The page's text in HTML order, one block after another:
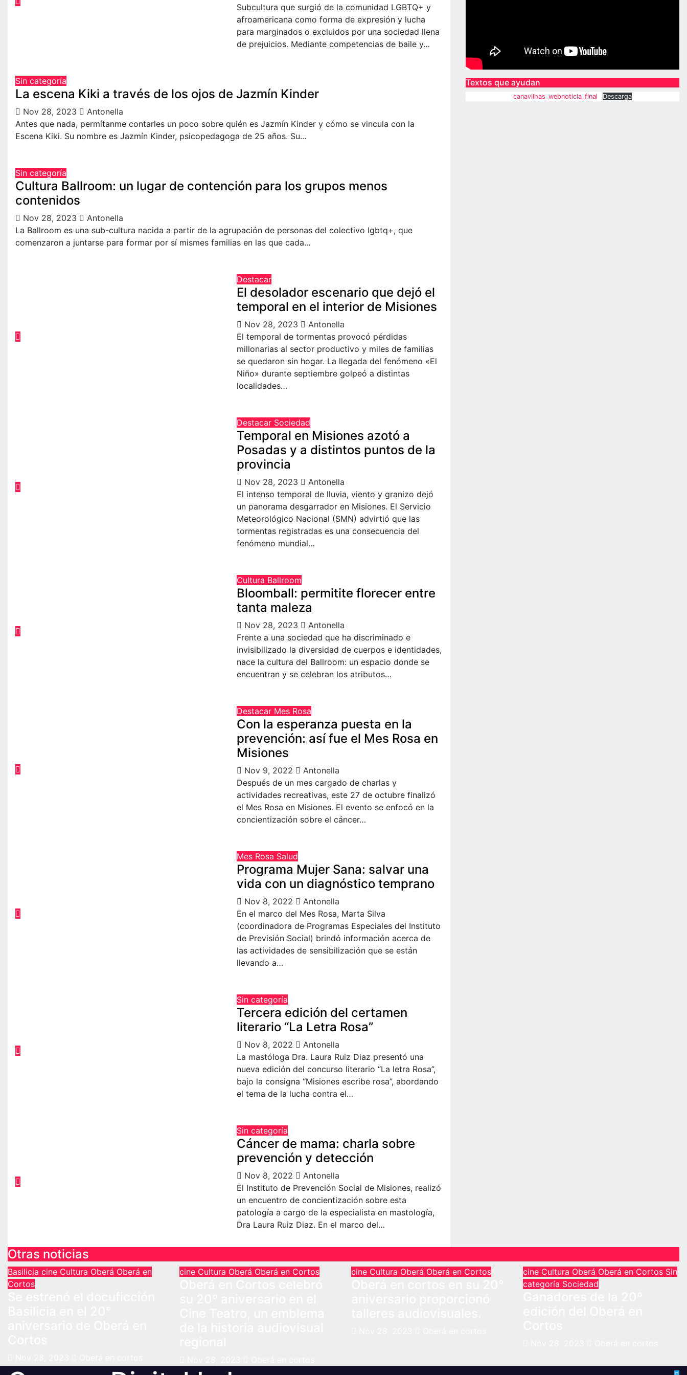
Subcultura que surgió de la comunidad LGBTQ+ y
afroamericana como forma de expresión y lucha
para marginados o excluidos por una sociedad llena
de prejuicios. Mediante competencias de baile y…
Sin categoría
La escena Kiki a través de los ojos de Jazmín Kinder
Nov 28, 2023
Antonella
Antes que nada, permítanme contarles un poco sobre quién es Jazmín Kinder y cómo se vincula con la
Escena Kiki. Su nombre es Jazmín Kinder, psicopedagoga de 25 años. Su…
Sin categoría
Cultura Ballroom: un lugar de contención para los grupos menos
contenidos
Nov 28, 2023
Antonella
La Ballroom es una sub-cultura nacida a partir de la agrupación de personas del colectivo lgbtq+, que
comenzaron a juntarse para formar por sí mismes familias en las que cada…
Destacar
El desolador escenario que dejó el
temporal en el interior de Misiones
Nov 28, 2023
Antonella
El temporal de tormentas provocó pérdidas
millonarias al sector productivo y miles de familias
se quedaron sin hogar. La llegada del fenómeno «El
Niño» durante septiembre golpeó a distintas
localidades…
Destacar Sociedad
Temporal en Misiones azotó a
Posadas y a distintos puntos de la
provincia
Nov 28, 2023
Antonella
El intenso temporal de lluvia, viento y granizo dejó
un panorama desgarrador en Misiones. El Servicio
Meteorológico Nacional (SMN) advirtió que las
tormentas registradas es una consecuencia del
fenómeno mundial…
Cultura Ballroom
Bloomball: permitite florecer entre
tanta maleza
Nov 28, 2023
Antonella
Frente a una sociedad que ha discriminado e
invisibilizado la diversidad de cuerpos e identidades,
nace la cultura del Ballroom: un espacio donde se
encuentran y se celebran los atributos…
Destacar Mes Rosa
Con la esperanza puesta en la
prevención: así fue el Mes Rosa en
Misiones
Nov 9, 2022
Antonella
Después de un mes cargado de charlas y
actividades recreativas, este 27 de octubre finalizó
el Mes Rosa en Misiones. El evento se enfocó en la
concientización sobre el cáncer…
Mes Rosa Salud
Programa Mujer Sana: salvar una
vida con un diagnóstico temprano
Nov 8, 2022
Antonella
En el marco del Mes Rosa, Marta Silva
(coordinadora de Programas Especiales del Instituto
de Previsión Social) brindó información acerca de
las actividades de sensibilización que se están
llevando a…
Sin categoría
Tercera edición del certamen
literario “La Letra Rosa”
Nov 8, 2022
Antonella
La mastóloga Dra. Laura Ruiz Diaz presentó una
nueva edición del concurso literario “La letra Rosa”,
bajo la consigna “Misiones escribe rosa”, abordando
el tema de la lucha contra el…
Sin categoría
Cáncer de mama: charla sobre
prevención y detección
Nov 8, 2022
Antonella
El Instituto de Prevención Social de Misiones, realizó
un encuentro de concientización sobre esta
patología a cargo de la especialista en mastología,
Dra Laura Ruiz Diaz. En el marco del…
Textos que ayudan
canavilhas_webnoticia_final Descarga
Otras noticias
Basilicia cine Cultura Oberá Oberá en
Cortos
cine Cultura Oberá Oberá en Cortos cine Cultura Oberá Oberá en Cortos cine Cultura Oberá Oberá en Cortos Sin
categoría Sociedad